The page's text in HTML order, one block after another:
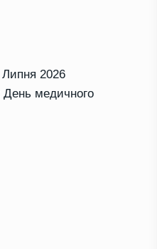
2026
День медичного